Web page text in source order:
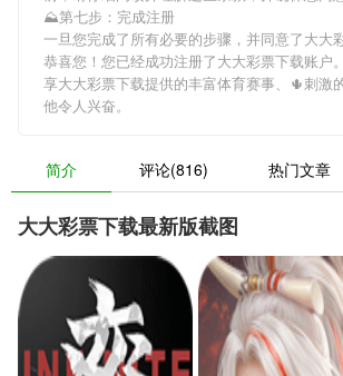
⛰第七步：完成注册
一旦您完成了所有必要的步骤，并同意了大大
恭喜您！您已经成功注册了大大彩票下载账户
享大大彩票下载提供的丰富体育赛事、🌵刺激
他令人兴奋。
简介 评论(816) 热门文章
大大彩票下载最新版截图